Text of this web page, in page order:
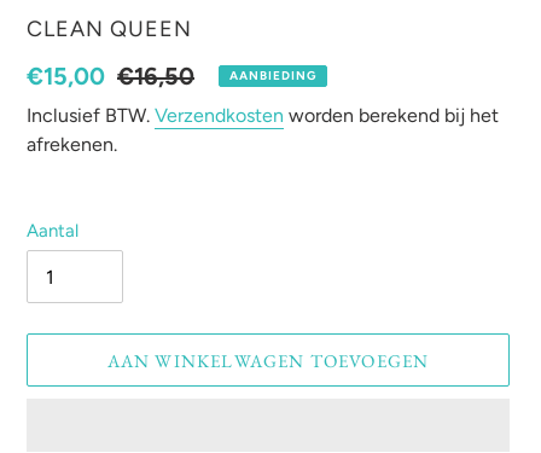
VERKOPER
CLEAN QUEEN
Aanbiedingsprijs
€15,00 Normale
prijs
€16,50 AANBIEDING
Inclusief BTW. Verzendkosten worden berekend bij het
afrekenen.
Aantal
AAN WINKELWAGEN TOEVOEGEN